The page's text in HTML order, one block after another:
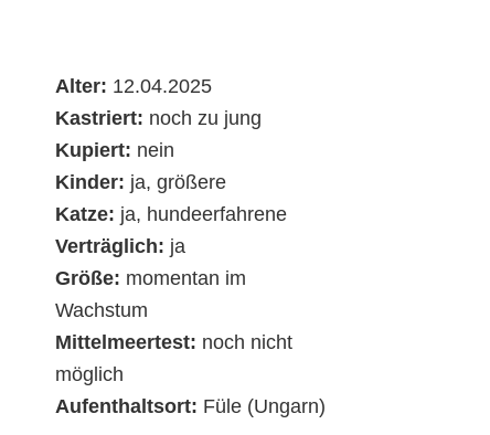
Alter: 12.04.2025
Kastriert: noch zu jung
Kupiert: nein
Kinder: ja, größere
Katze: ja, hundeerfahrene
Verträglich: ja
Größe: momentan im
Wachstum
Mittelmeertest: noch nicht
möglich
Aufenthaltsort: Füle (Ungarn)